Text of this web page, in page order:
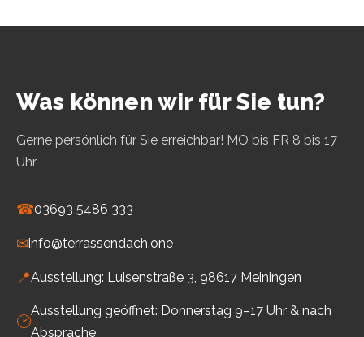
Was können wir für Sie tun?
Gerne persönlich für Sie erreichbar! MO bis FR 8 bis 17
Uhr
☎03693 5486 333
✉info@terrassendach.one
📍Ausstellung: Luisenstraße 3, 98617 Meiningen
🕑
Ausstellung geöffnet: Donnerstag 9–17 Uhr & nach
Absprache